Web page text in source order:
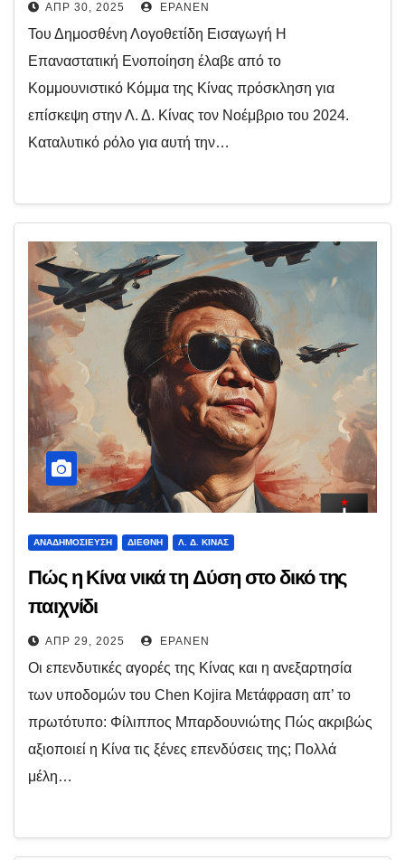
ΑΠΡ 30, 2025 EPANEN
Του Δημοσθένη Λογοθετίδη Εισαγωγή Η
Επαναστατική Ενοποίηση έλαβε από το
Κομμουνιστικό Κόμμα της Κίνας πρόσκληση για
επίσκεψη στην Λ. Δ. Κίνας τον Νοέμβριο του 2024.
Καταλυτικό ρόλο για αυτή την…
ΑΝΑΔΗΜΟΣΊΕΥΣΗ ΔΙΕΘΝΉ Λ. Δ. ΚΊΝΑΣ
Πώς η Κίνα νικά τη Δύση στο δικό της
παιχνίδι
ΑΠΡ 29, 2025 EPANEN
Οι επενδυτικές αγορές της Κίνας και η ανεξαρτησία
των υποδομών του Chen Kojira Μετάφραση απ’ το
πρωτότυπο: Φίλιππος Μπαρδουνιώτης Πώς ακριβώς
αξιοποιεί η Κίνα τις ξένες επενδύσεις της; Πολλά
μέλη…